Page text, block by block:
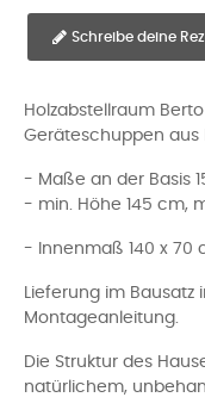
Schreibe deine
Holzabstellraum
Geräteschuppen aus
- Maße an der Basis
- min. Höhe 145 cm,
- Innenmaß 140 x 70
Lieferung im Bausatz
Montageanleitung.
Die Struktur des
natürlichem,